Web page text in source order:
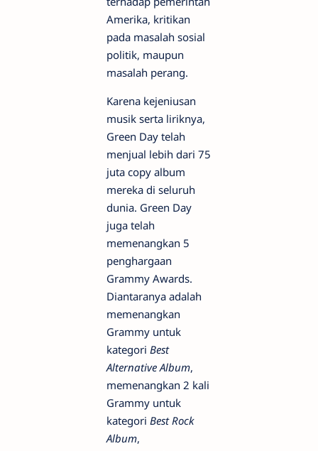
Amerika, kritikan
pada masalah sosial
politik, maupun
masalah perang.
Karena kejeniusan
musik serta liriknya,
Green Day telah
menjual lebih dari 75
juta copy album
mereka di seluruh
dunia. Green Day
juga telah
memenangkan 5
penghargaan
Grammy Awards.
Diantaranya adalah
memenangkan
Grammy untuk
kategori Best
Alternative Album,
memenangkan 2 kali
Grammy untuk
kategori Best Rock
Album,